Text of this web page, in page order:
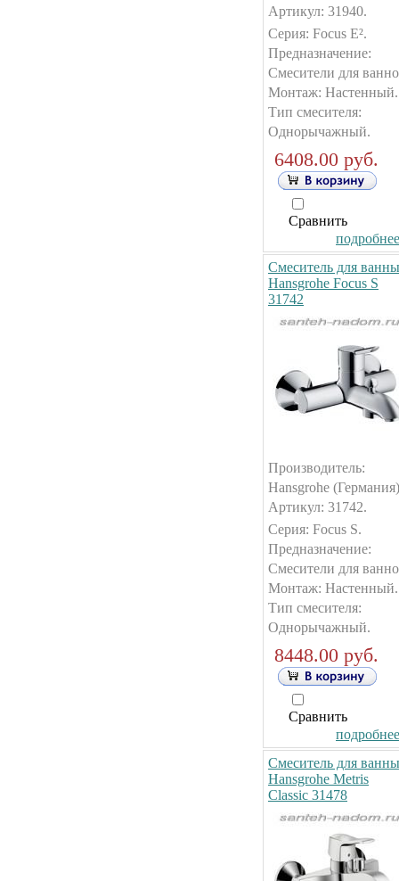
Артикул: 31940.
Серия: Focus E².
Предназначение:
Смесители для
Монтаж: Настенный.
Тип смесителя:
Однорычажный.
6408.00 руб.
Сравнить
Смеситель для ванны
Hansgrohe Focus S
31742
Производитель:
Hansgrohe
Артикул: 31742.
Серия: Focus S.
Предназначение:
Смесители для
Монтаж: Настенный.
Тип смесителя:
Однорычажный.
8448.00 руб.
Сравнить
Смеситель для ванны
Hansgrohe Metris
Classic 31478